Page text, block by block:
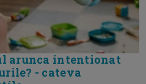
arunca intentionat
- cateva